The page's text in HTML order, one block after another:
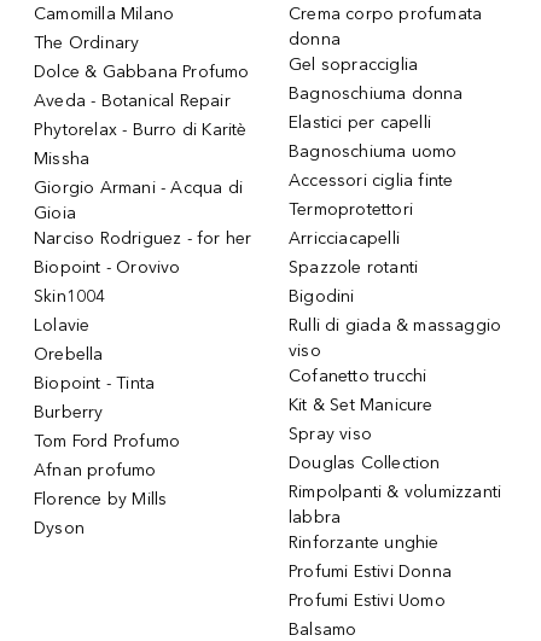
Camomilla Milano
The Ordinary
Dolce & Gabbana Profumo
Aveda - Botanical Repair
Phytorelax - Burro di Karitè
Missha
Giorgio Armani - Acqua di
Gioia
Narciso Rodriguez - for her
Biopoint - Orovivo
Skin1004
Lolavie
Orebella
Biopoint - Tinta
Burberry
Tom Ford Profumo
Afnan profumo
Florence by Mills
Dyson
Crema corpo profumata
donna
Gel sopracciglia
Bagnoschiuma donna
Elastici per capelli
Bagnoschiuma uomo
Accessori ciglia finte
Termoprotettori
Arricciacapelli
Spazzole rotanti
Bigodini
Rulli di giada & massaggio
viso
Cofanetto trucchi
Kit & Set Manicure
Spray viso
Douglas Collection
Rimpolpanti & volumizzanti
labbra
Rinforzante unghie
Profumi Estivi Donna
Profumi Estivi Uomo
Balsamo